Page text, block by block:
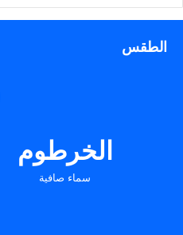
الطقس
الخرطوم
سماء صافية